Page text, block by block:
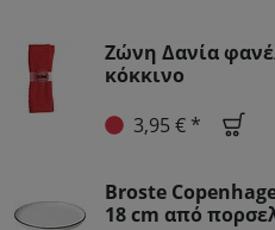
Ζώνη Δανία
κόκκινο
3,95 € *
Broste
18 cm από